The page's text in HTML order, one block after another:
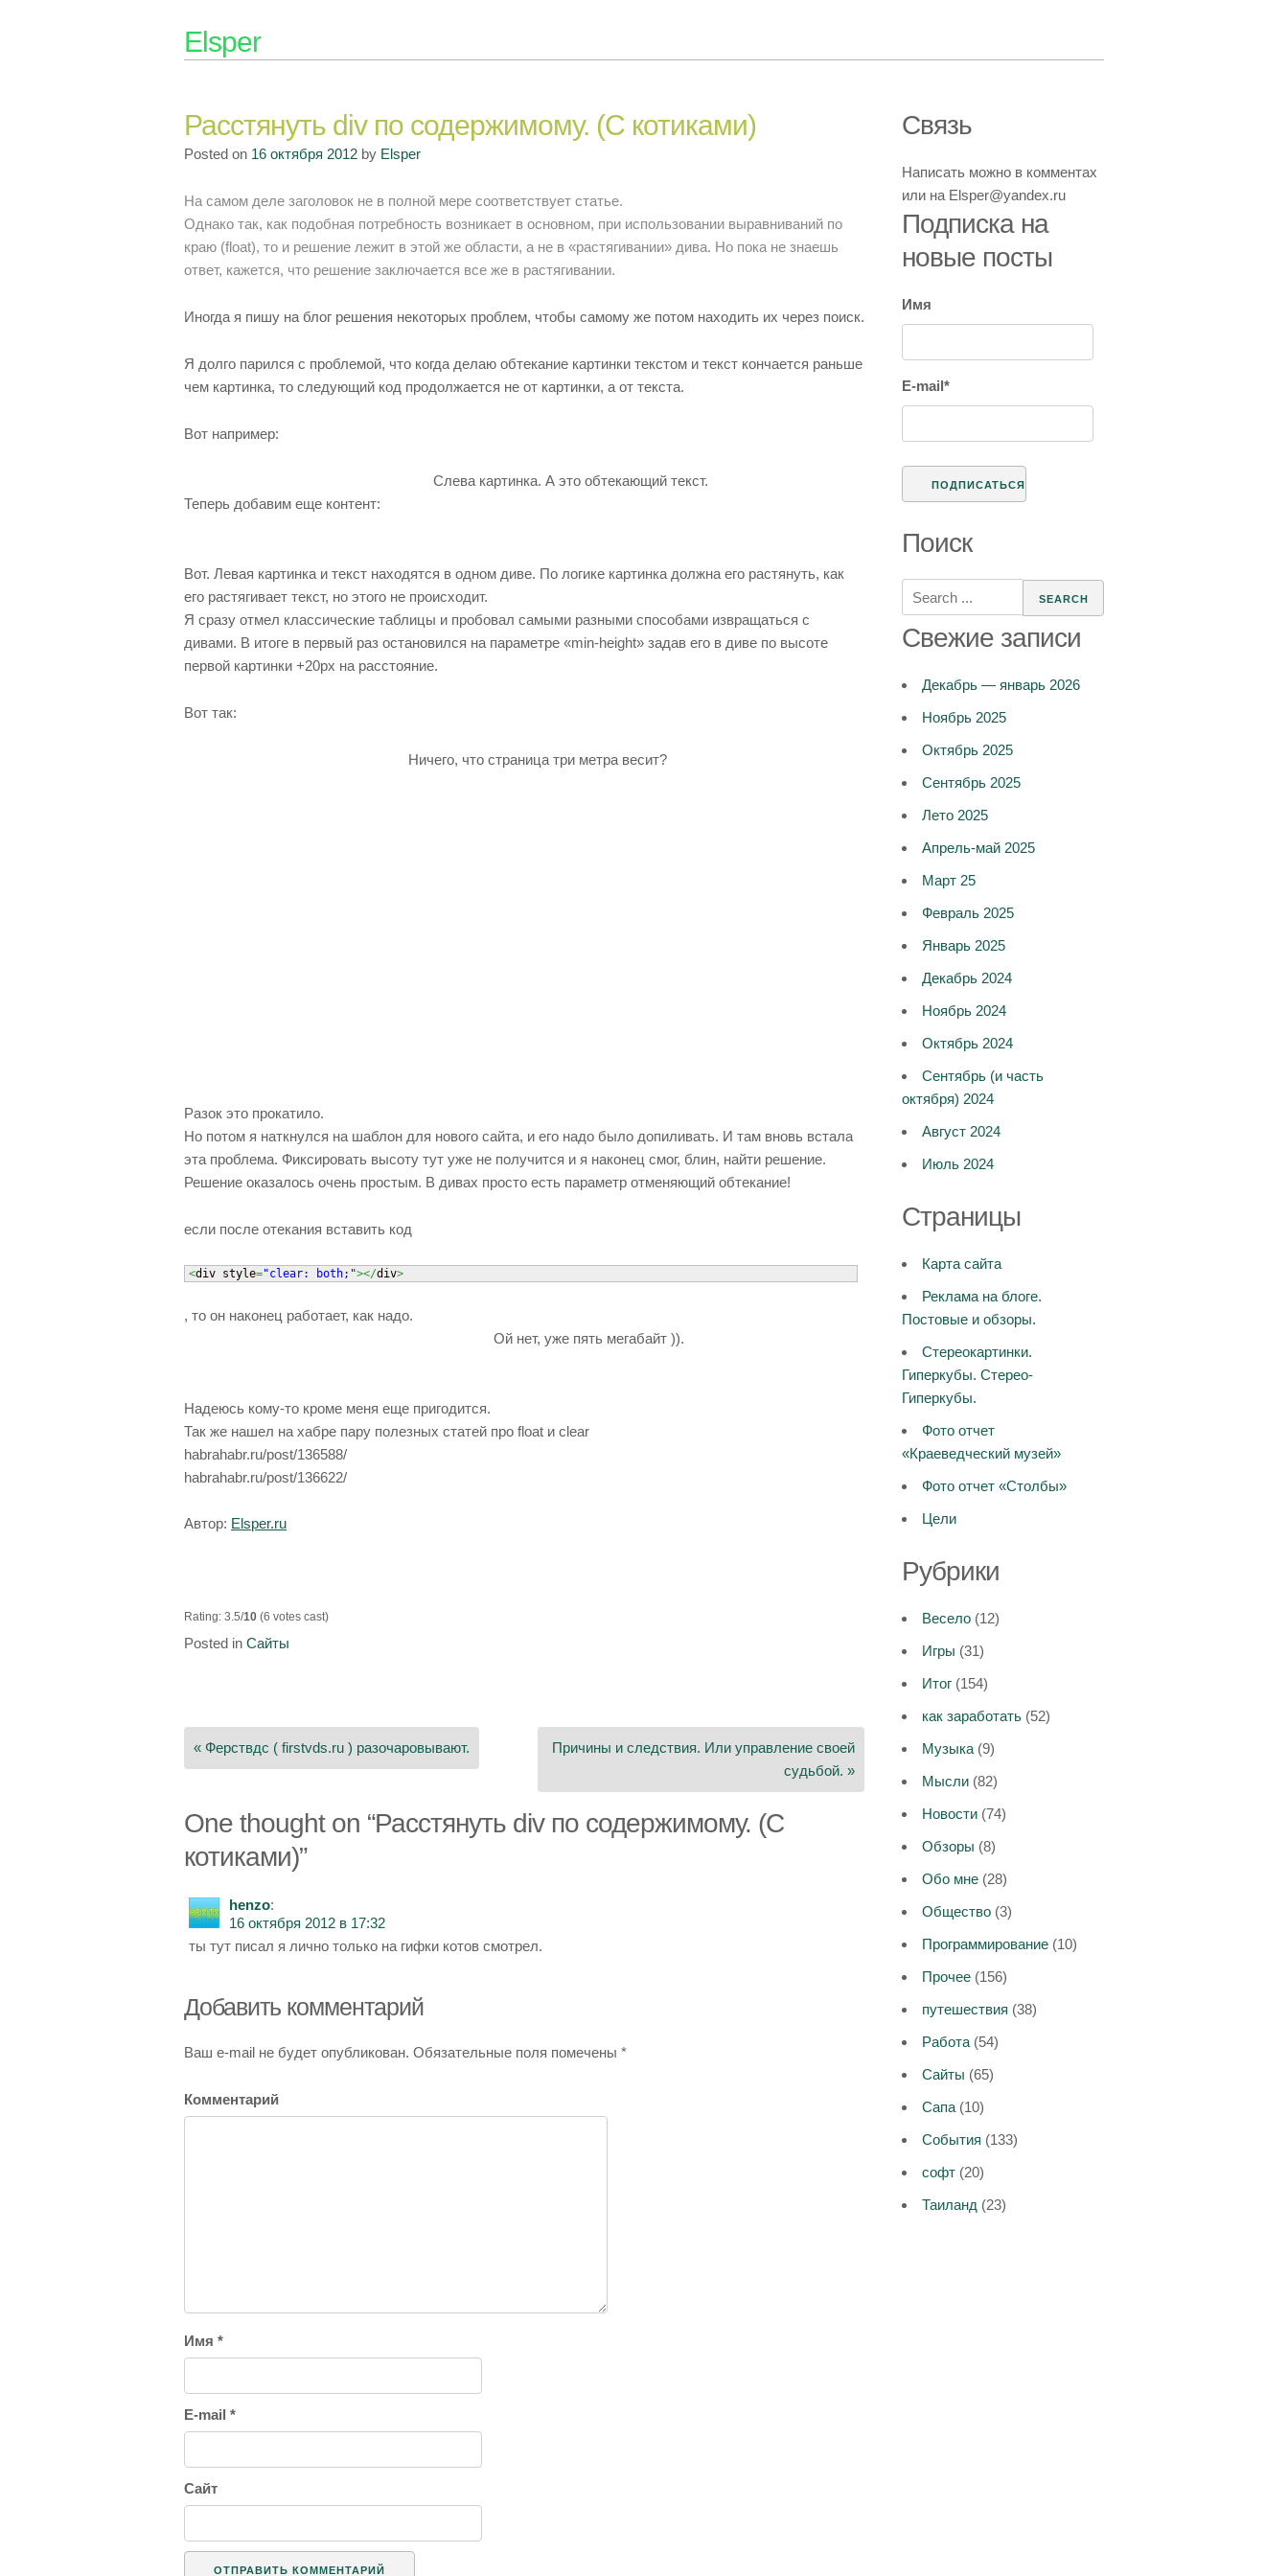
Elsper
Расстянуть div по содержимому. (С котиками)
Posted on 16 октября 2012 by Elsper
На самом деле заголовок не в полной мере соответствует статье.
Однако так, как подобная потребность возникает в основном, при использовании выравниваний по
краю (float), то и решение лежит в этой же области, а не в «растягивании» дива. Но пока не знаешь
ответ, кажется, что решение заключается все же в растягивании.
Иногда я пишу на блог решения некоторых проблем, чтобы самому же потом находить их через поиск.
Я долго парился с проблемой, что когда делаю обтекание картинки текстом и текст кончается раньше
чем картинка, то следующий код продолжается не от картинки, а от текста.
Вот например:
Слева картинка. А это обтекающий текст.
Теперь добавим еще контент:
Вот. Левая картинка и текст находятся в одном диве. По логике картинка должна его растянуть, как
его растягивает текст, но этого не происходит.
Я сразу отмел классические таблицы и пробовал самыми разными способами извращаться с
дивами. В итоге в первый раз остановился на параметре «min-height» задав его в диве по высоте
первой картинки +20px на расстояние.
Вот так:
Ничего, что страница три метра весит?
Разок это прокатило.
Но потом я наткнулся на шаблон для нового сайта, и его надо было допиливать. И там вновь встала
эта проблема. Фиксировать высоту тут уже не получится и я наконец смог, блин, найти решение.
Решение оказалось очень простым. В дивах просто есть параметр отменяющий обтекание!
если после отекания вставить код
<div style="clear: both;"></div>
, то он наконец работает, как надо.
Ой нет, уже пять мегабайт )).
Надеюсь кому-то кроме меня еще пригодится.
Так же нашел на хабре пару полезных статей про float и clear
habrahabr.ru/post/136588/
habrahabr.ru/post/136622/
Автор: Elsper.ru
Rating: 3.5/10 (6 votes cast)
Posted in Сайты
по
записям
« Ферствдс ( firstvds.ru ) разочаровывают.
Причины и следствия. Или управление своей
судьбой. »
One thought on “Расстянуть div по содержимому. (С
котиками)”
henzo:
16 октября 2012 в 17:32
ты тут писал я лично только на гифки котов смотрел.
Добавить комментарий
Ваш e-mail не будет опубликован. Обязательные поля помечены *
Комментарий
Имя *
E-mail *
Сайт
Связь
Написать можно в комментах
или на Elsper@yandex.ru
Подписка на
новые посты
Имя
E-mail*
Поиск
Search
for:
Свежие записи
Декабрь — январь 2026
Ноябрь 2025
Октябрь 2025
Сентябрь 2025
Лето 2025
Апрель-май 2025
Март 25
Февраль 2025
Январь 2025
Декабрь 2024
Ноябрь 2024
Октябрь 2024
Сентябрь (и часть
октября) 2024
Август 2024
Июль 2024
Страницы
Карта сайта
Реклама на блоге.
Постовые и обзоры.
Стереокартинки.
Гиперкубы. Стерео-
Гиперкубы.
Фото отчет
«Краеведческий музей»
Фото отчет «Столбы»
Цели
Рубрики
Весело(12)
Игры (31)
Итог(154)
как заработать(52)
Музыка(9)
Мысли(82)
Новости(74)
Обзоры (8)
Обо мне(28)
Общество(3)
Программирование(10)
Прочее(156)
путешествия (38)
Работа(54)
Сайты (65)
Сапа(10)
События (133)
софт(20)
Таиланд (23)